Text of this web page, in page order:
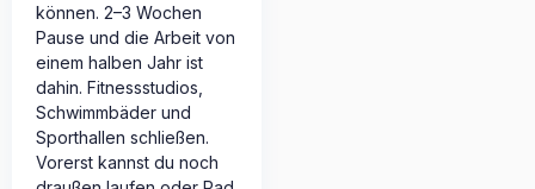
können. 2–3 Wochen
Pause und die Arbeit von
einem halben Jahr ist
dahin. Fitnessstudios,
Schwimmbäder und
Sporthallen schließen.
Vorerst kannst du noch